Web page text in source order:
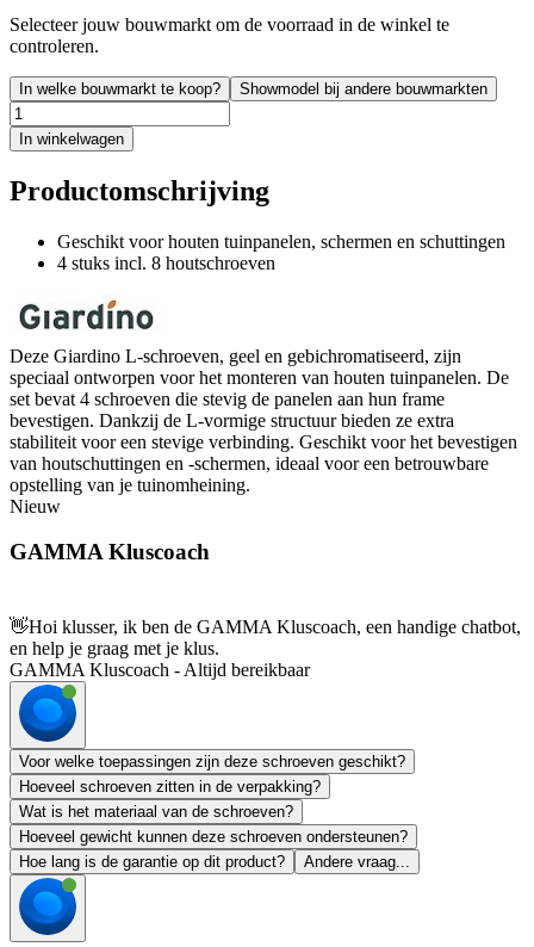
Selecteer jouw bouwmarkt om de voorraad in de winkel te
controleren.
In welke bouwmarkt te koop? Showmodel bij andere bouwmarkten
In winkelwagen
Productomschrijving
Geschikt voor houten tuinpanelen, schermen en schuttingen
4 stuks incl. 8 houtschroeven
Deze Giardino L-schroeven, geel en gebichromatiseerd, zijn
speciaal ontworpen voor het monteren van houten tuinpanelen. De
set bevat 4 schroeven die stevig de panelen aan hun frame
bevestigen. Dankzij de L-vormige structuur bieden ze extra
stabiliteit voor een stevige verbinding. Geschikt voor het bevestigen
van houtschuttingen en -schermen, ideaal voor een betrouwbare
opstelling van je tuinomheining.
Nieuw
GAMMA Kluscoach
👋Hoi klusser, ik ben de GAMMA Kluscoach, een handige chatbot,
en help je graag met je klus.
GAMMA Kluscoach - Altijd bereikbaar
Voor welke toepassingen zijn deze schroeven geschikt?
Hoeveel schroeven zitten in de verpakking?
Wat is het materiaal van de schroeven?
Hoeveel gewicht kunnen deze schroeven ondersteunen?
Hoe lang is de garantie op dit product?
Andere vraag...